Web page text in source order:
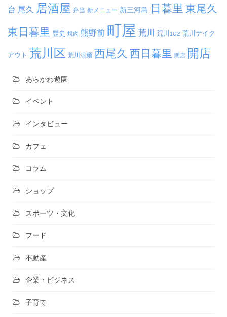
台 尾久 居酒屋 弁当 新メニュー 新三河島 日暮里 東尾久
東日暮里 歴史 焼肉 熊野前 町屋 荒川 荒川102 荒川テイク
アウト 荒川区 荒川涼麺 西尾久 西日暮里 閉店 開店
あらかわ遊園
イベント
インタビュー
カフェ
コラム
ショップ
スポーツ・文化
フード
不動産
企業・ビジネス
子育て